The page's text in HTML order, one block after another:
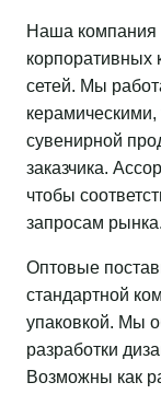
Наша компания
корпоративных
сетей. Мы
сувенирной
заказчика.
чтобы
запросам рынка.
Оптовые
стандартной
упаковкой. Мы
разработки
Возможны как